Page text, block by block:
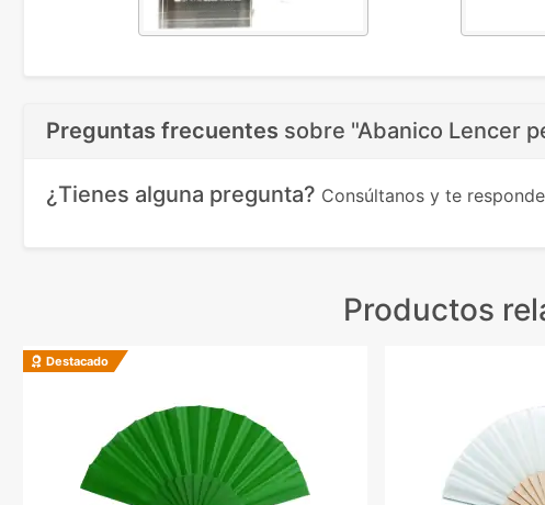
Preguntas frecuentes sobre "Abanico Lencer
¿Tienes alguna pregunta? Consúltanos y te
Productos
Destacado